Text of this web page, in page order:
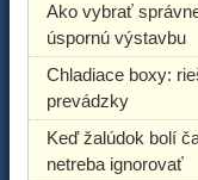
Ako vybrať
úspornú výstavbu
Chladiace boxy:
prevádzky
Keď žalúdok bolí
netreba ignorovať